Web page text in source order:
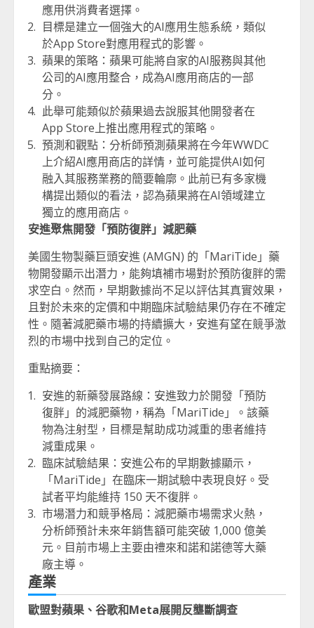
應用供消費者選擇。
目標是建立一個強大的AI應用生態系統，類似
於App Store對應用程式的影響。
蘋果的策略：蘋果可能將自家的AI服務與其他
公司的AI應用整合，成為AI應用商店的一部
分。
此舉可能類似於蘋果過去說服其他開發者在
App Store上推出應用程式的策略。
預測和觀點：分析師預測蘋果將在今年WWDC
上介紹AI應用商店的詳情，並可能提供AI如何
融入其服務業務的簡要輪廓。此前已有多家機
構提出類似的看法，認為蘋果將在AI領域建立
獨立的應用商店。
安進聚焦開發「預防復胖」減肥藥
美國生物製藥巨頭安進 (AMGN) 的「MariTide」藥
物開發顯示出潛力，能夠填補市場對於預防復胖的需
求空白。然而，早期數據尚不足以評估其真實效果，
且對於未來的定價和中期臨床試驗結果仍存在不確定
性。隨著減肥藥市場的持續擴大，安進有望在競爭激
烈的市場中找到自己的定位。
重點摘要：
安進的新藥發展路線：安進致力於開發「預防
復胖」的減肥藥物，稱為「MariTide」。該藥
物為注射型，目標是幫助成功減重的患者維持
減重成果。
臨床試驗結果：安進公布的早期數據顯示，
「MariTide」在臨床一期試驗中表現良好。受
試者平均能維持 150 天不復胖。
市場潛力和競爭格局：減肥藥市場需求火熱，
分析師預計未來年銷售額可能突破 1,000 億美
元。目前市場上主要由禮來和諾和諾德等大藥
廠主導。
產業
歐盟對蘋果、谷歌和Meta展開反壟斷調查